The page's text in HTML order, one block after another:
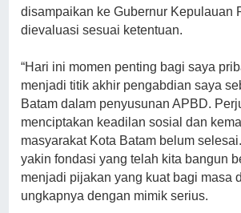
disampaikan ke Gubernur Kepulauan
dievaluasi sesuai ketentuan.
“Hari ini momen penting bagi saya
menjadi titik akhir pengabdian saya
Batam dalam penyusunan APBD.
menciptakan keadilan sosial dan
masyarakat Kota Batam belum
yakin fondasi yang telah kita bangun
menjadi pijakan yang kuat bagi masa
ungkapnya dengan mimik serius.